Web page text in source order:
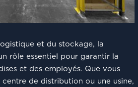
et du stockage, la
rôle essentiel pour garantir la
et des employés. Que vous
de distribution ou une usine,